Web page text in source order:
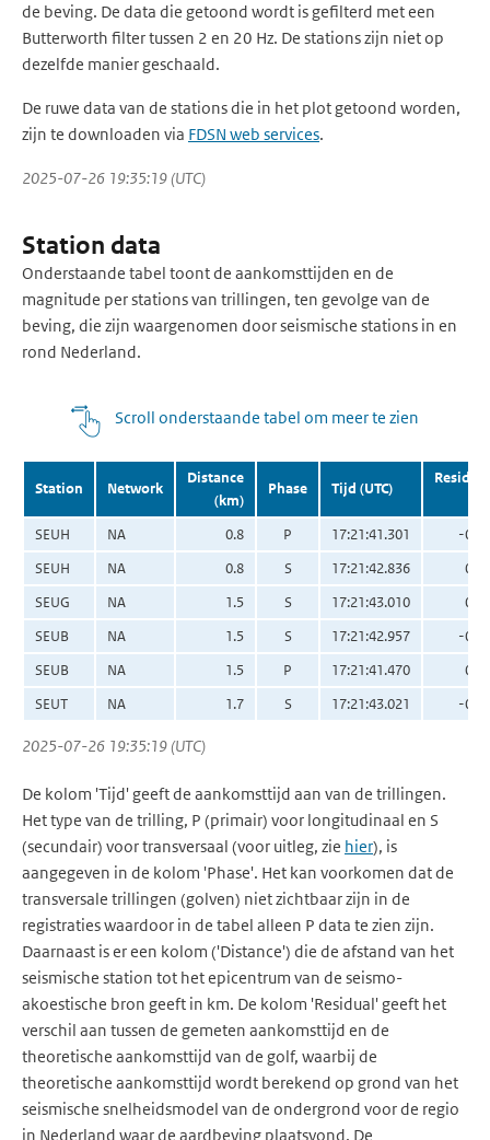
de beving. De data die getoond wordt is gefilterd met een
Butterworth filter tussen 2 en 20 Hz. De stations zijn niet op
dezelfde manier geschaald.
De ruwe data van de stations die in het plot getoond worden,
zijn te downloaden via FDSN web services.
2025-07-26 19:35:19 (UTC)
Station data
Onderstaande tabel toont de aankomsttijden en de
magnitude per stations van trillingen, ten gevolge van de
beving, die zijn waargenomen door seismische stations in en
rond Nederland.
Scroll onderstaande tabel om meer te zien
Station Network
Distance
(km)
Phase Tijd (UTC)
Residual
SEUH
NA 0.8 P 17:21:41.301
-0.03
SEUH
NA 0.8 S 17:21:42.836
0.02
SEUG
NA 1.5 S 17:21:43.010
0.02
SEUB
NA 1.5 S 17:21:42.957
-0.03
SEUB
NA 1.5 P 17:21:41.470
0.03
SEUT
NA 1.7 S 17:21:43.021 -0.02
2025-07-26 19:35:19 (UTC)
De kolom 'Tijd' geeft de aankomsttijd aan van de trillingen.
Het type van de trilling, P (primair) voor longitudinaal en S
(secundair) voor transversaal (voor uitleg, zie hier), is
aangegeven in de kolom 'Phase'. Het kan voorkomen dat de
transversale trillingen (golven) niet zichtbaar zijn in de
registraties waardoor in de tabel alleen P data te zien zijn.
Daarnaast is er een kolom ('Distance') die de afstand van het
seismische station tot het epicentrum van de seismo-
akoestische bron geeft in km. De kolom 'Residual' geeft het
verschil aan tussen de gemeten aankomsttijd en de
theoretische aankomsttijd van de golf, waarbij de
theoretische aankomsttijd wordt berekend op grond van het
seismische snelheidsmodel van de ondergrond voor de regio
in Nederland waar de aardbeving plaatsvond. De